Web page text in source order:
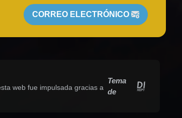
CORREO ELECTRÓNICO
web fue impulsada gracias a
Tema
de